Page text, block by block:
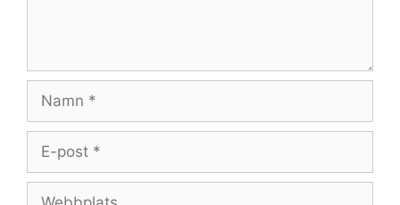
Namn
Webbplats